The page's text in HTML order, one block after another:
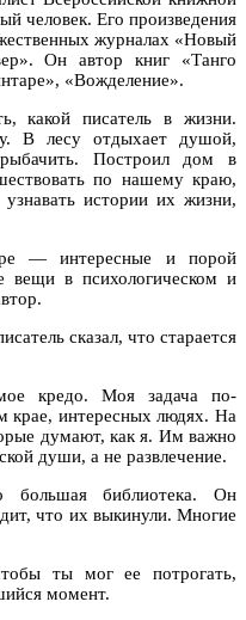
человек. Его произведения
журналах «Новый
Он автор книг «Танго
«Вожделение».
какой писатель в жизни.
В лесу отдыхает душой,
Построил дом в
по нашему краю,
истории их жизни,
— интересные и порой
вещи в психологическом и
сказал, что старается
кредо. Моя задача по-
крае, интересных людях. На
думают, как я. Им важно
души, а не развлечение.
большая библиотека. Он
что их выкинули. Многие
ты мог ее потрогать,
момент.